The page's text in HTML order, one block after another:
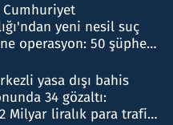
Cumhuriyet
yeni nesil suç
operasyon: 50 şüpheli
yasa dışı bahis
34 gözaltı:
Milyar liralık para trafiği